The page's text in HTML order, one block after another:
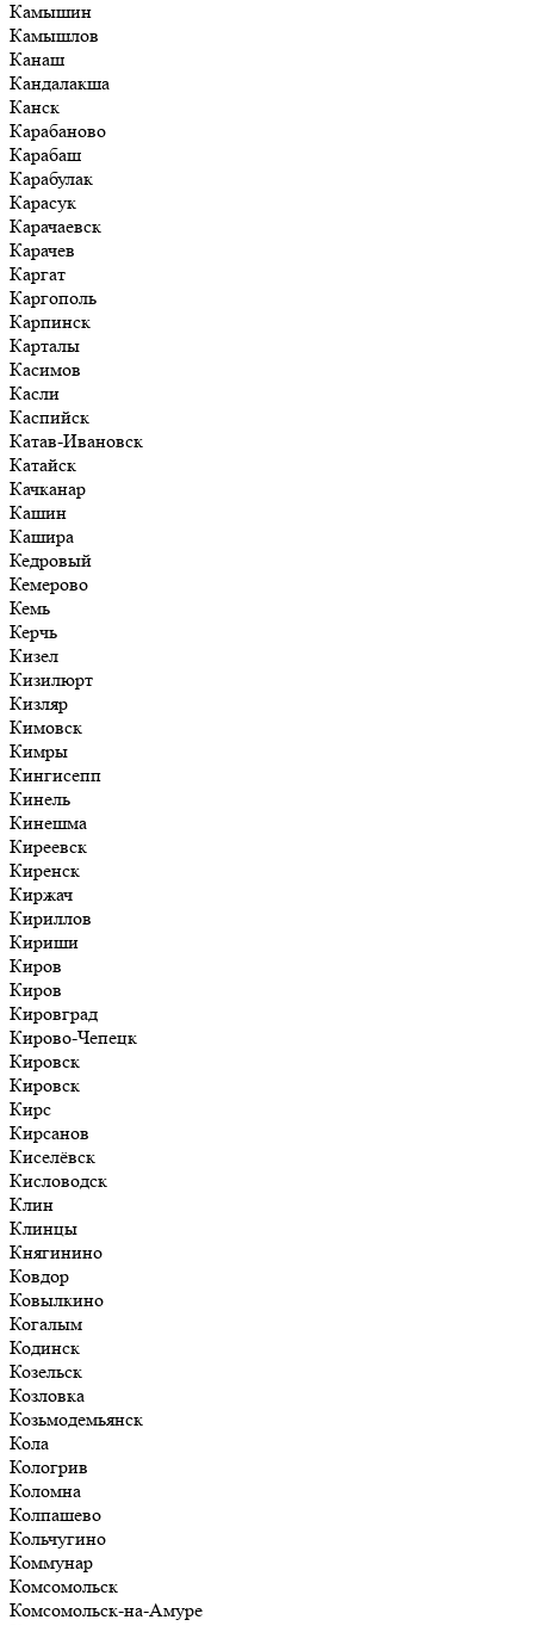
Камышин
Камышлов
Канаш
Кандалакша
Канск
Карабаново
Карабаш
Карабулак
Карасук
Карачаевск
Карачев
Каргат
Каргополь
Карпинск
Карталы
Касимов
Касли
Каспийск
Катав-Ивановск
Катайск
Качканар
Кашин
Кашира
Кедровый
Кемерово
Кемь
Керчь
Кизел
Кизилюрт
Кизляр
Кимовск
Кимры
Кингисепп
Кинель
Кинешма
Киреевск
Киренск
Киржач
Кириллов
Кириши
Киров
Киров
Кировград
Кирово-Чепецк
Кировск
Кировск
Кирс
Кирсанов
Киселёвск
Кисловодск
Клин
Клинцы
Княгинино
Ковдор
Ковылкино
Когалым
Кодинск
Козельск
Козловка
Козьмодемьянск
Кола
Кологрив
Коломна
Колпашево
Кольчугино
Коммунар
Комсомольск
Комсомольск-на-Амуре